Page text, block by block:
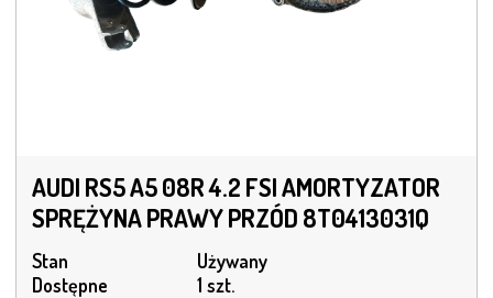
AUDI RS5 A5 08R 4.2 FSI AMORTYZATOR
SPRĘŻYNA PRAWY PRZÓD 8T0413031Q
Stan
Używany
Dostępne
1 szt.